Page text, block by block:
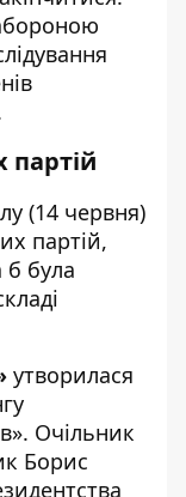
партій
(14 червня)
партій,
б була
утворилася
Очільник
Борис